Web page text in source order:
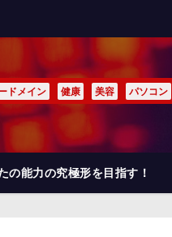
ドメイン 健康 美容 パソコン
の能力の究極形を目指す！